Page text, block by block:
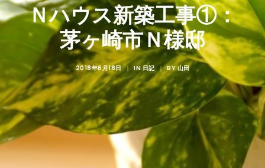
Ｎハウス新築工事①：
茅ヶ崎市Ｎ様邸
2018年6月18日 | IN 日記 | BY山田